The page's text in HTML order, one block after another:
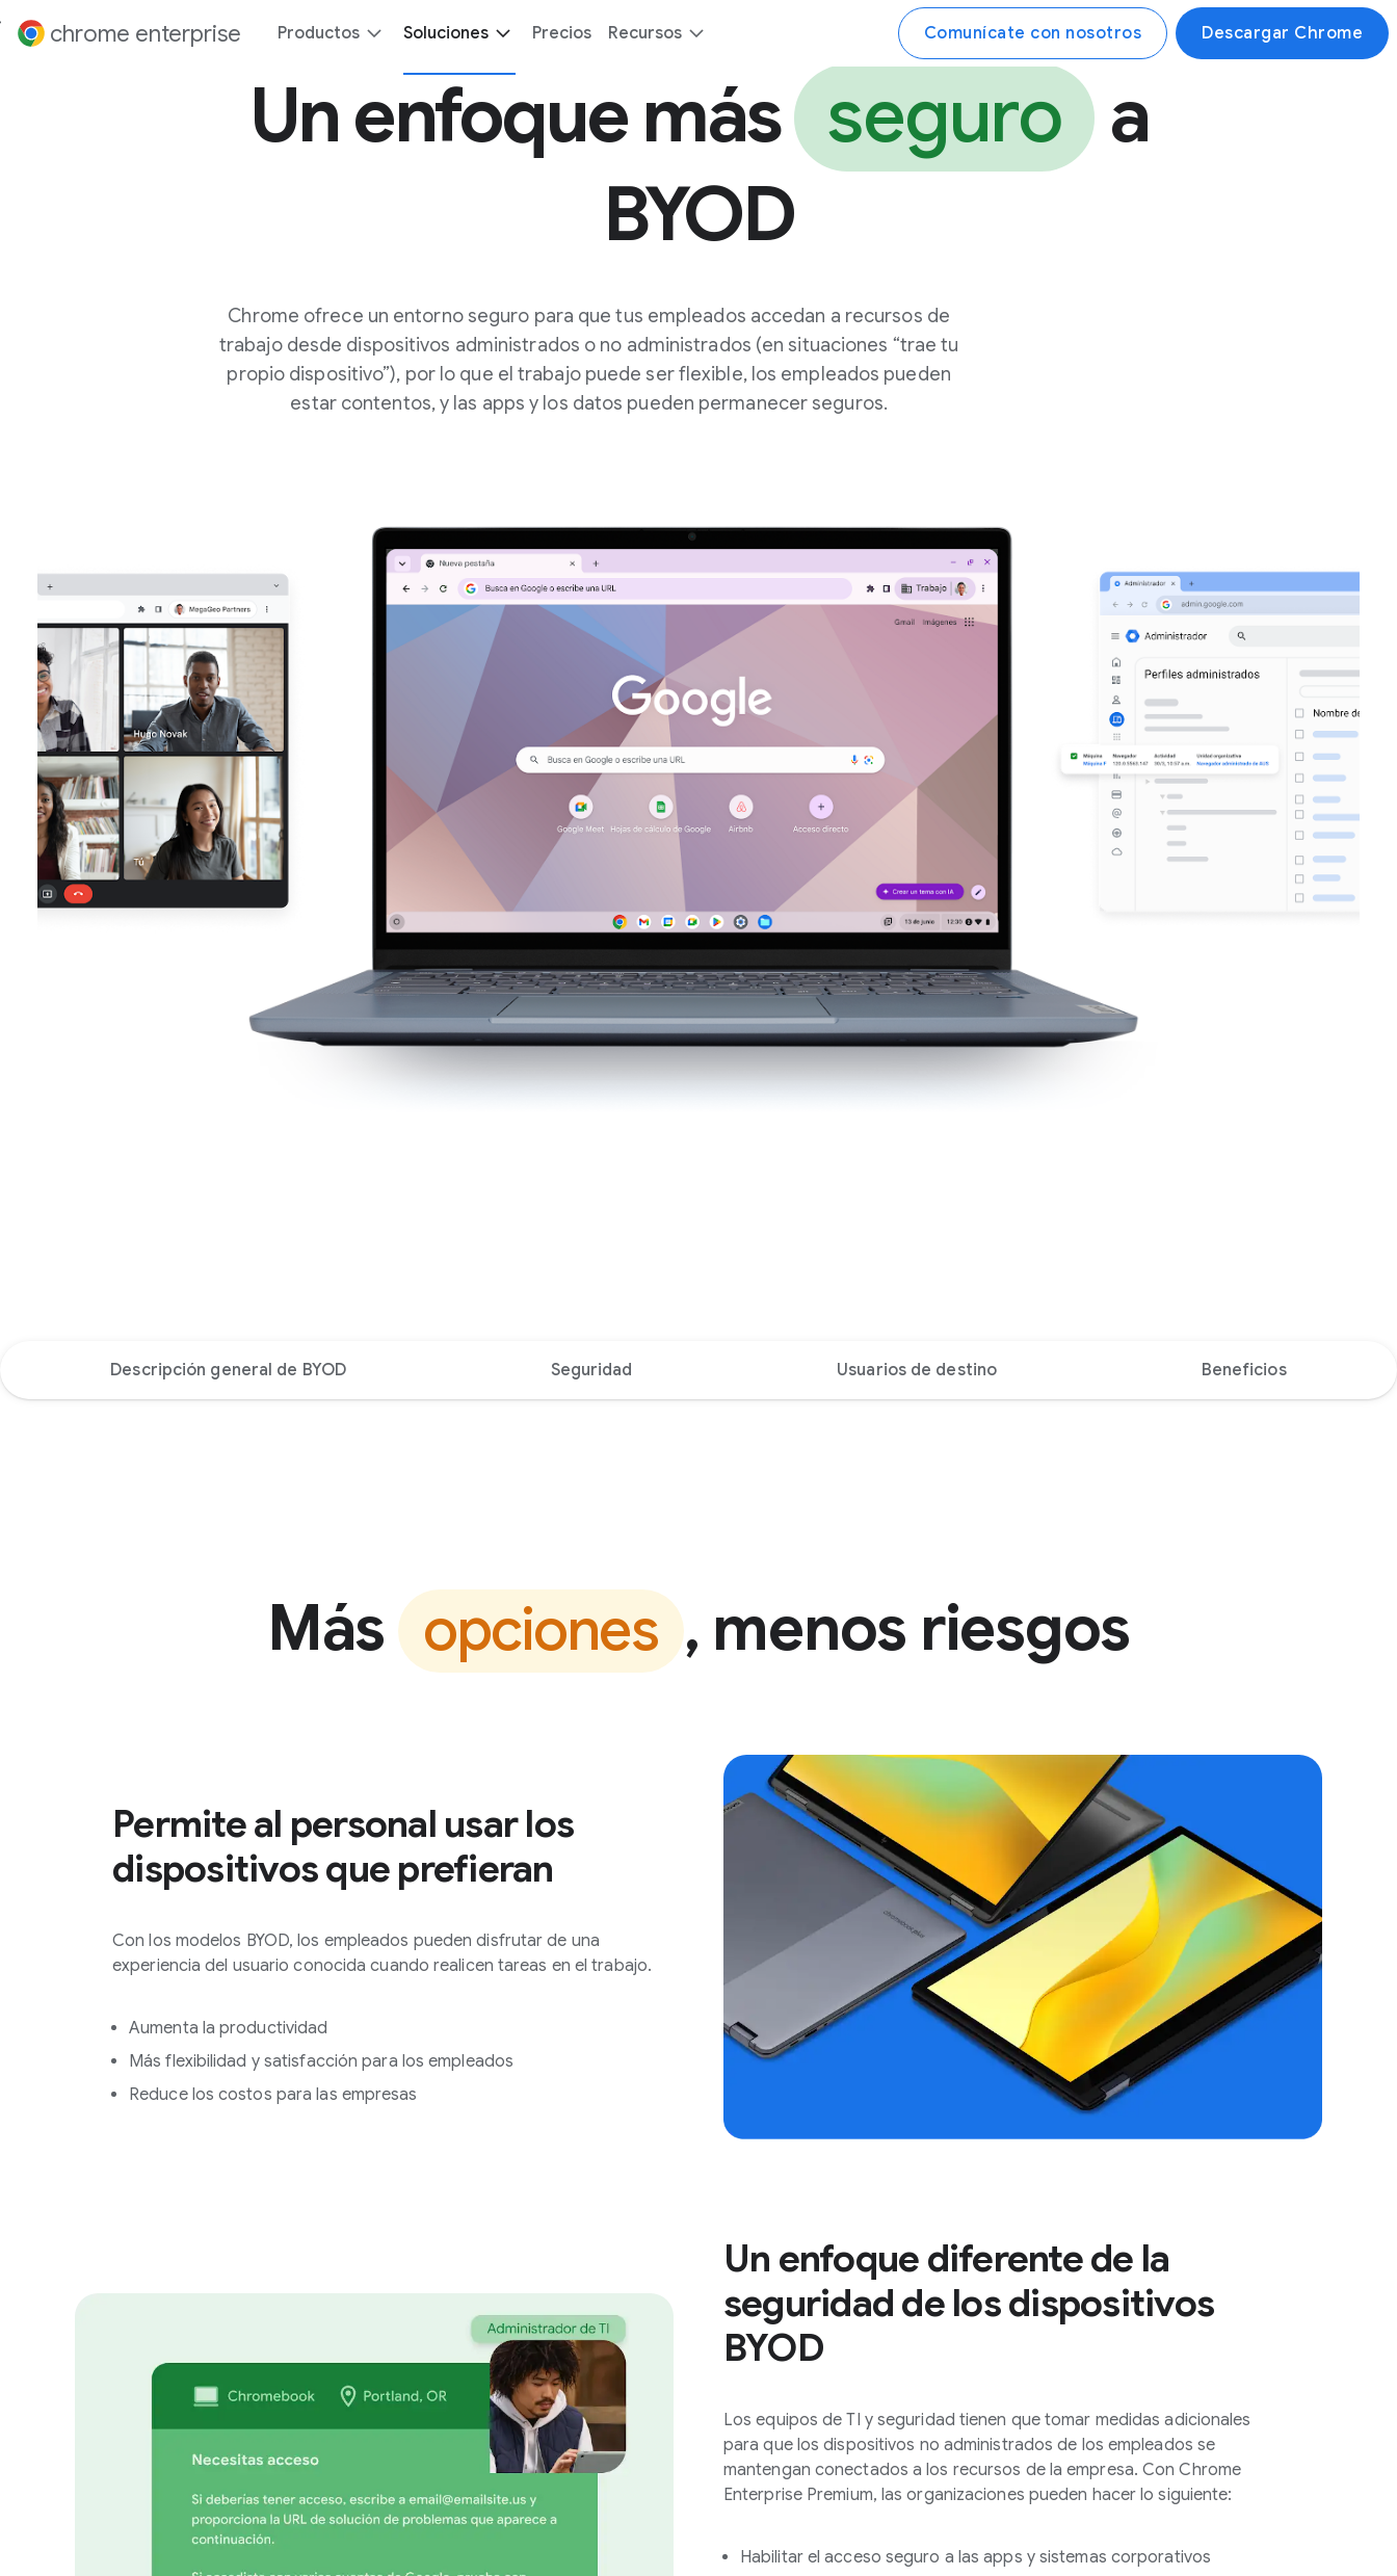
chrome enterprise Productos Soluciones Precios Recursos Comunícate con nosotros Descargar Chrome
Un enfoque más seguro a
BYOD
Chrome ofrece un entorno seguro para que tus empleados accedan a recursos de
trabajo desde dispositivos administrados o no administrados (en situaciones “trae tu
propio dispositivo”), por lo que el trabajo puede ser flexible, los empleados pueden
estar contentos, y las apps y los datos pueden permanecer seguros.
Descripción general de BYOD Seguridad Usuarios de destino Beneficios
Más opciones , menos riesgos
Permite al personal usar los
dispositivos que prefieran
Con los modelos BYOD, los empleados pueden disfrutar de una
experiencia del usuario conocida cuando realicen tareas en el trabajo.
Aumenta la productividad
Más flexibilidad y satisfacción para los empleados
Reduce los costos para las empresas
Un enfoque diferente de la
seguridad de los dispositivos
BYOD
Los equipos de TI y seguridad tienen que tomar medidas adicionales
para que los dispositivos no administrados de los empleados se
mantengan conectados a los recursos de la empresa. Con Chrome
Enterprise Premium, las organizaciones pueden hacer lo siguiente:
Habilitar el acceso seguro a las apps y sistemas corporativos